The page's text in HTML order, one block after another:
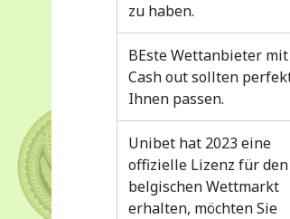
zu haben.
BEste Wettanbieter mit
Cash out sollten
Ihnen passen.
Unibet hat 2023 eine
offizielle Lizenz für den
belgischen Wettmarkt
erhalten, möchten Sie